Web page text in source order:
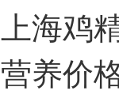
上海鸡
营养价